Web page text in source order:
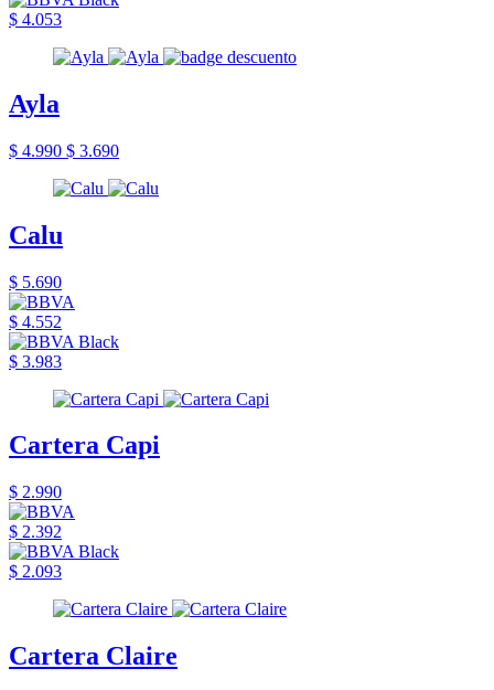
$ 4.053
Ayla
$ 4.990 $ 3.690
Calu
$ 5.690
$ 4.552
$ 3.983
Cartera Capi
$ 2.990
$ 2.392
$ 2.093
Cartera Claire